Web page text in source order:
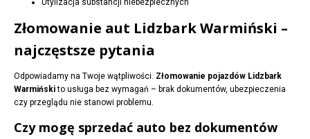
Utylizacja substancji niebezpiecznych
Złomowanie aut Lidzbark Warmiński –
najczęstsze pytania
Odpowiadamy na Twoje wątpliwości. Złomowanie pojazdów Lidzbark
Warmińskito usługa bez wymagań – brak dokumentów, ubezpieczenia
czy przeglądu nie stanowi problemu.
Czy mogę sprzedać auto bez dokumentów